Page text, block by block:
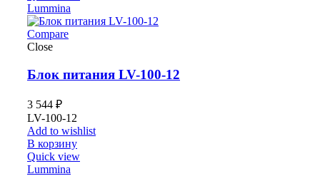
Lummina
Compare
Close
Блок питания LV-100-12
3 544 ₽
LV-100-12
Add to wishlist
В корзину
Quick view
Lummina